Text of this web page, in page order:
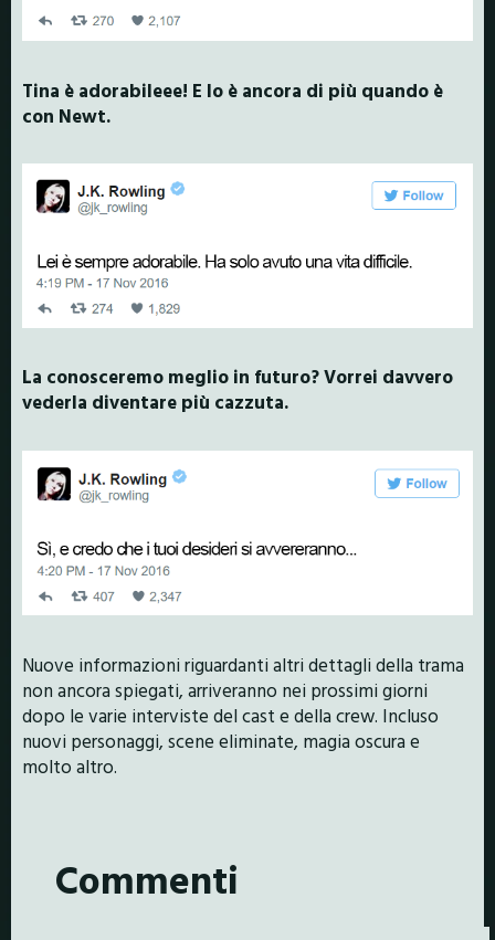
Tina è adorabileee! E lo è ancora di più quando è
con Newt.
La conosceremo meglio in futuro? Vorrei davvero
vederla diventare più cazzuta.
Nuove informazioni riguardanti altri dettagli della trama
non ancora spiegati, arriveranno nei prossimi giorni
dopo le varie interviste del cast e della crew. Incluso
nuovi personaggi, scene eliminate, magia oscura e
molto altro.
Commenti